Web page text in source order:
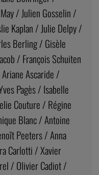
/ Julien Gosselin /
Kaplan / Julie Delpy /
Berling / Gisèle
/ François Schuiten
Ascaride /
Pagès / Isabelle
Couture / Régine
Blanc / Antoine
Peeters / Anna
Carlotti / Xavier
/ Olivier Cadiot /